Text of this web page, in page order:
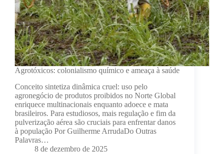
Agrotóxicos: colonialismo químico e ameaça à saúde
Conceito sintetiza dinâmica cruel: uso pelo
agronegócio de produtos proibidos no Norte Global
enriquece multinacionais enquanto adoece e mata
brasileiros. Para estudiosos, mais regulação e fim da
pulverização aérea são cruciais para enfrentar danos
à população Por Guilherme ArrudaDo Outras
Palavras…
8 de dezembro de 2025